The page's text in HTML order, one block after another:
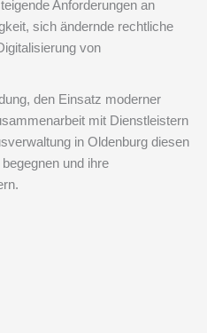
Anforderungen an
sich ändernde rechtliche
von
den Einsatz moderner
mit Dienstleistern
in Oldenburg diesen
und ihre